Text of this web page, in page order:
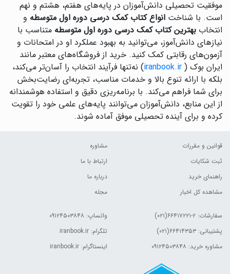
موفقیت تحصیلی دانش‌آموزان در پایه‌های هفتم، هشتم و نهم
است. با شناخت انواع کتاب کمک درسی دوره اول متوسطه و
انتخاب بهترین کتاب کمک درسی دوره اول متوسطه متناسب با
نیازهای دانش‌آموز، می‌توانید به بهبود عملکرد او در امتحانات و
آزمون‌های رقابتی کمک کنید. خرید از فروشگاه‌های معتبر مانند
ایران بوک ( iranbook.ir) نه‌تنها فرآیند انتخاب را آسان‌تر می‌کند،
بلکه با ارائه تنوع بالا و خدمات مناسب، تجربه‌ای رضایت‌بخش
برای شما فراهم می‌کند. با برنامه‌ریزی دقیق و استفاده هوشمندانه
از این منابع، دانش‌آموزان می‌توانند پایه‌های علمی خود را تقویت
کرده و برای آینده تحصیلی موفق آماده شوند.
قوانین و مقررات
ثبت شکایات
راهنمای خرید
مشاهده کل اخبار
مشاوره
ارتباط با ما
درباره ما
مجله
سفارشات: ۲-۶۶۴۱۷۲۲۱(۰۲۱)
پشتیبانی: ۶۶۴۱۴۳۵۳(۰۲۱)
مشاوره خرید: ۰۹۱۲۴۵۰۳۸۴۸
واتساپ: ۰۹۱۲۴۵۰۳۸۴۸
تلگرام: iranbook.ir
اینستاگرام: iranbook.ir